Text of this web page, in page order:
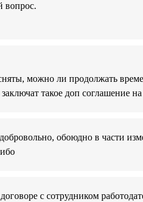
вопрос.
можно ли продолжать
такое доп соглашение
обоюдно в части
с сотрудником